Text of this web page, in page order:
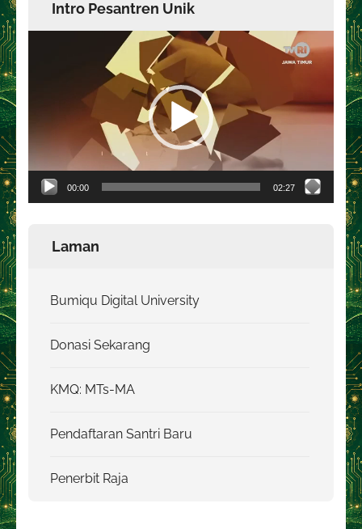
Intro Pesantren Unik
00:00 02:27
Laman
Bumiqu Digital University
Donasi Sekarang
KMQ: MTs-MA
Pendaftaran Santri Baru
Penerbit Raja